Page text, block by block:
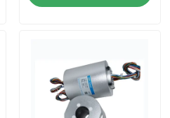
حلقات زلة الإشارة
من خلال حلقة الانزلاق ثقب